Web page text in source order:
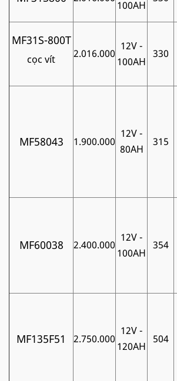
100AH
MF31S-800T
cọc vít 2.016.000
12V -
100AH
330
MF58043 1.900.000
12V -
80AH
315
MF60038 2.400.000
12V -
100AH
354
MF135F51 2.750.000
12V -
120AH
504